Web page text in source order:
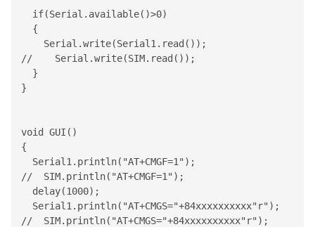
if(Serial .available()>0)
{
Serial .write(Serial1 .read());
//    Serial.write(SIM.read());
}
}
void GUI()
{
Serial1 .println("AT+CMGF=1");
//  SIM.println("AT+CMGF=1");
delay(1000);
Serial1 .println("AT+CMGS="+84xxxxxxxxxx"r");
//  SIM.println("AT+CMGS="+84xxxxxxxxxx"r");